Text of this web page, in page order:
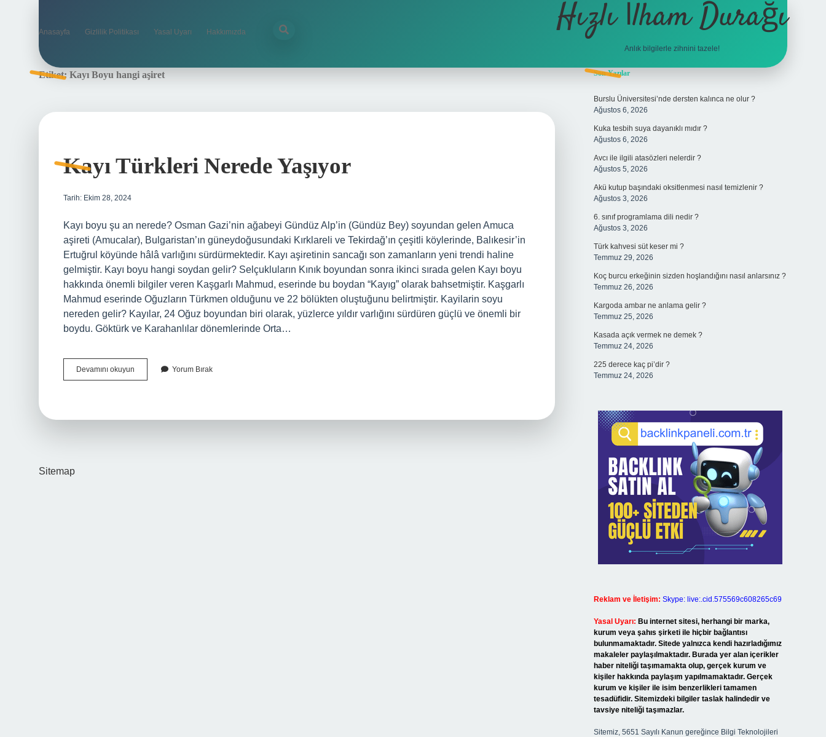
Anasayfa Gizlilik Politikası Yasal Uyarı Hakkımızda Hızlı İlham Durağı
Anlık bilgilerle zihnini tazele!
Etiket: Kayı Boyu hangi aşiret
Kayı Türkleri Nerede Yaşıyor
Tarih: Ekim 28, 2024
Kayı boyu şu an nerede? Osman Gazi’nin ağabeyi Gündüz Alp’in (Gündüz Bey) soyundan gelen Amuca
aşireti (Amucalar), Bulgaristan’ın güneydoğusundaki Kırklareli ve Tekirdağ’ın çeşitli köylerinde, Balıkesir’in
Ertuğrul köyünde hâlâ varlığını sürdürmektedir. Kayı aşiretinin sancağı son zamanların yeni trendi haline
gelmiştir. Kayı boyu hangi soydan gelir? Selçukluların Kınık boyundan sonra ikinci sırada gelen Kayı boyu
hakkında önemli bilgiler veren Kaşgarlı Mahmud, eserinde bu boydan “Kayıg” olarak bahsetmiştir. Kaşgarlı
Mahmud eserinde Oğuzların Türkmen olduğunu ve 22 bölükten oluştuğunu belirtmiştir. Kayilarin soyu
nereden gelir? Kayılar, 24 Oğuz boyundan biri olarak, yüzlerce yıldır varlığını sürdüren güçlü ve önemli bir
boydu. Göktürk ve Karahanlılar dönemlerinde Orta…
Devamını okuyun
Türkleri
Yorum Bırak
Sitemap
Sidebar
Son Yazılar
Burslu Üniversitesi’nde dersten kalınca ne olur ?
Ağustos 6, 2026
Kuka tesbih suya dayanıklı mıdır ?
Ağustos 6, 2026
Avcı ile ilgili atasözleri nelerdir ?
Ağustos 5, 2026
Akü kutup başındaki oksitlenmesi nasıl temizlenir ?
Ağustos 3, 2026
6. sınıf programlama dili nedir ?
Ağustos 3, 2026
Türk kahvesi süt keser mi ?
Temmuz 29, 2026
Koç burcu erkeğinin sizden hoşlandığını nasıl anlarsınız ?
Temmuz 26, 2026
Kargoda ambar ne anlama gelir ?
Temmuz 25, 2026
Kasada açık vermek ne demek ?
Temmuz 24, 2026
225 derece kaç pi’dir ?
Temmuz 24, 2026
Reklam ve İletişim: Skype: live:.cid.575569c608265c69
Yasal Uyarı: Bu internet sitesi, herhangi bir marka,
kurum veya şahıs şirketi ile hiçbir bağlantısı
bulunmamaktadır. Sitede yalnızca kendi hazırladığımız
makaleler paylaşılmaktadır. Burada yer alan içerikler
haber niteliği taşımamakta olup, gerçek kurum ve
kişiler hakkında paylaşım yapılmamaktadır. Gerçek
kurum ve kişiler ile isim benzerlikleri tamamen
tesadüfidir. Sitemizdeki bilgiler taslak halindedir ve
tavsiye niteliği taşımazlar.
Sitemiz, 5651 Sayılı Kanun gereğince Bilgi Teknolojileri